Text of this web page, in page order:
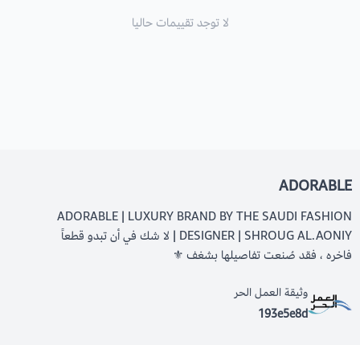
لا توجد تقييمات حاليا
ADORABLE
ADORABLE | LUXURY BRAND BY THE SAUDI FASHION
DESIGNER | SHROUG AL.AONIY | لا شك في أن تبدو قطعاً
فاخره ، فقد صُنعت تفاصيلها بشغف ⚜️
وثيقة العمل الحر
193e5e8d